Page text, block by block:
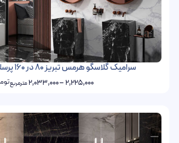
سرامیک گلاسگو هرمس تبریز 80 در 160 پرسلان فول پولیش
2,225,000
–
2,033,000مترمربعتومان